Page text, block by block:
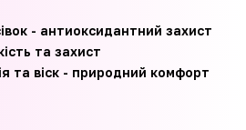
- антиоксидантний захист
та захист
та віск - природний комфорт